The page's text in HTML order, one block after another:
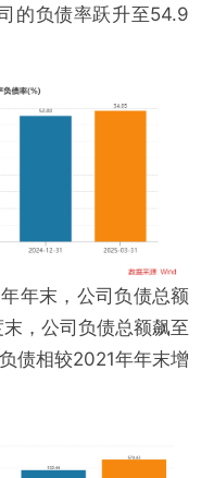
的负债率跃升至54.9
年末，公司负债总额
，公司负债总额飙至
债相较2021年年末增